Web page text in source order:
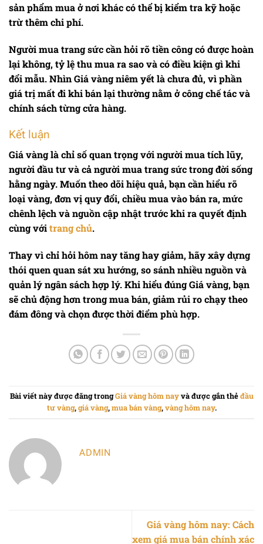
sản phẩm mua ở nơi khác có thể bị kiểm tra kỹ hoặc
trừ thêm chi phí.
Người mua trang sức cần hỏi rõ tiền công có được hoàn
lại không, tỷ lệ thu mua ra sao và có điều kiện gì khi
đổi mẫu. NhìnGiá vàngniêm yết là chưa đủ, vì phần
giá trị mất đi khi bán lại thường nằm ở công chế tác và
chính sách từng cửa hàng.
Kết luận
Giá vànglà chỉ số quan trọng với người mua tích lũy,
người đầu tư và cả người mua trang sức trong đời sống
hằng ngày. Muốn theo dõi hiệu quả, bạn cần hiểu rõ
loại vàng, đơn vị quy đổi, chiều mua vào bán ra, mức
chênh lệch và nguồn cập nhật trước khi ra quyết định
cùng vớitrang chủ.
Thay vì chỉ hỏi hôm nay tăng hay giảm, hãy xây dựng
thói quen quan sát xu hướng, so sánh nhiều nguồn và
quản lý ngân sách hợp lý. Khi hiểu đúngGiá vàng, bạn
sẽ chủ động hơn trong mua bán, giảm rủi ro chạy theo
đám đông và chọn được thời điểm phù hợp.
Bài viết này được đăng trongGiá vàng hôm nayvà được gắn thẻđầu
tư vàng,giá vàng,mua bán vàng,vàng hôm nay.
ADMIN
Giá vàng hôm nay: Cách
xem giá mua bán chính xác